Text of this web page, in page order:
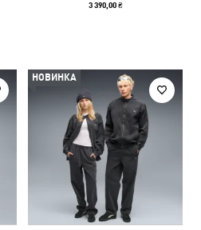
3 390,00 ₴
НОВИНКА